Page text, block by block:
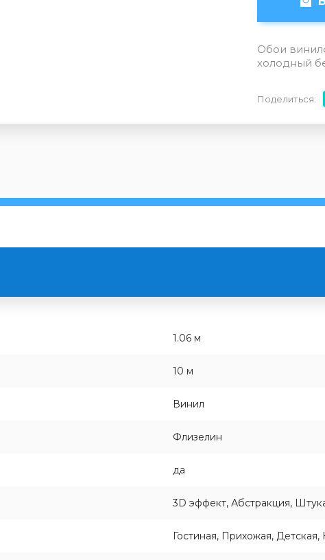
Обои
холодный
Поделиться:
1.06 м
10 м
Винил
Флизелин
да
3D эффект, Абстракция,
Гостиная, Прихожая,